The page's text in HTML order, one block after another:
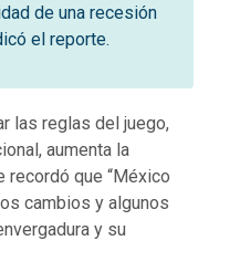
de una recesión
el reporte.
las reglas del juego,
aumenta la
recordó que “México
cambios y algunos
y su